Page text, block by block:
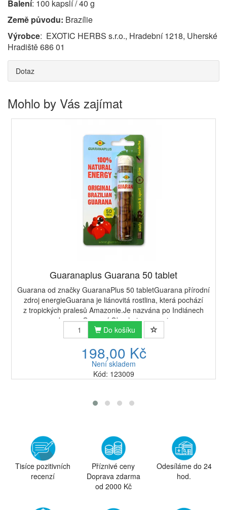
Balení: 100 kapslí / 40 g
Země původu: Brazílie
Výrobce: EXOTIC HERBS s.r.o., Hradební 1218, Uherské
Hradiště 686 01
Dotaz
Mohlo by Vás zajímat
Guaranaplus Guarana 50 tablet
Guarana od značky GuaranaPlus 50 tabletGuarana přírodní
zdroj energieGuarana je liánovitá rostlina, která pochází
z tropických pralesů Amazonie.Je nazvána po Indiánech
z kmene Guaraní.Obsahuje guarani...
Do košíku
198,00 Kč
Není skladem
Kód: 123009
Tisíce pozitivních
recenzí
Příznivé ceny
Doprava zdarma
od 2000 Kč
Odesíláme do 24
hod.